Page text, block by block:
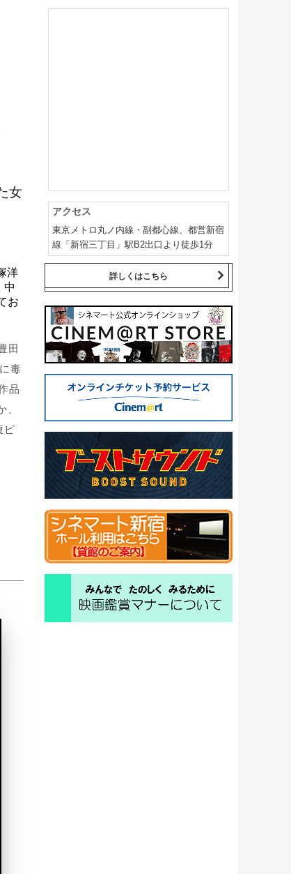
女
洋
中
お
田
毒
品
ピ
アクセス
東京メトロ丸ノ内線・副都心線、都営新宿
線「新宿三丁目」駅B2出口より徒歩1分
詳しくはこちら